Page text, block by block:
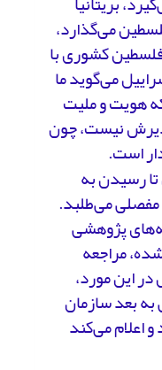
می‌گذارد،
کشوری با
می‌گوید ما
هویت و ملیت
نیست، چون
است.
رسیدن به
می‌طلبد.
پژوهشی
مراجعه
این مورد،
به بعد سازمان
اعلام می‌کند